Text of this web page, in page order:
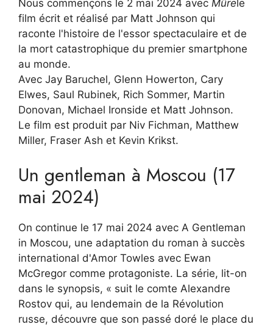
Nous commençons le 2 mai 2024 avec Mûre le
film écrit et réalisé par Matt Johnson qui
raconte l'histoire de l'essor spectaculaire et de
la mort catastrophique du premier smartphone
au monde.
Avec Jay Baruchel, Glenn Howerton, Cary
Elwes, Saul Rubinek, Rich Sommer, Martin
Donovan, Michael Ironside et Matt Johnson.
Le film est produit par Niv Fichman, Matthew
Miller, Fraser Ash et Kevin Krikst.
Un gentleman à Moscou (17
mai 2024)
On continue le 17 mai 2024 avec A Gentleman
in Moscou, une adaptation du roman à succès
international d'Amor Towles avec Ewan
McGregor comme protagoniste. La série, lit-on
dans le synopsis, « suit le comte Alexandre
Rostov qui, au lendemain de la Révolution
russe, découvre que son passé doré le place du